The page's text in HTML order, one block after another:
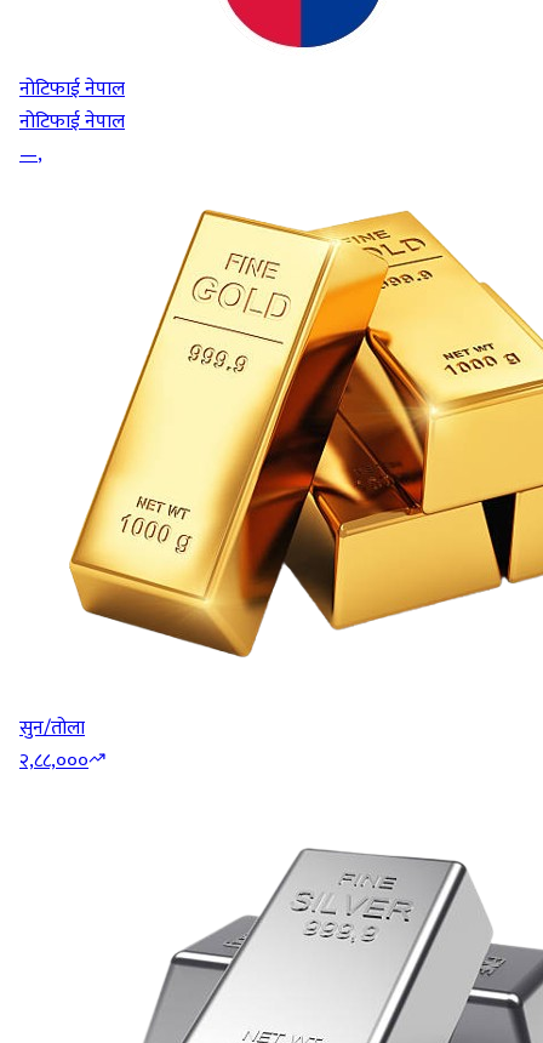
नोटिफाई नेपाल
नोटिफाई नेपाल
—,
सुन/तोला
२,८८,०००